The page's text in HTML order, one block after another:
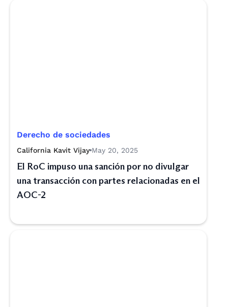
Derecho de sociedades
California Kavit Vijay May 20, 2025
El RoC impuso una sanción por no divulgar
una transacción con partes relacionadas en el
AOC-2